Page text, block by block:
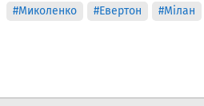
#Миколенко #Евертон
#Мілан